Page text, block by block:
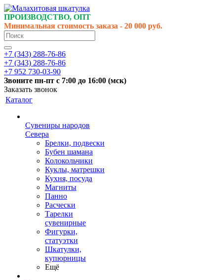
ПРОИЗВОДСТВО, ОПТ
Минимальная стоимость заказа - 20 000 руб.
+7 (343) 288-76-86
+7 (343) 288-76-86
+7 952 730-03-90
Звоните пн-пт с 7:00 до 16:00 (мск)
Заказать звонок
Каталог
Сувениры народов
Севера
Брелки, подвески
Бубен шамана
Колокольчики
Куклы, матрешки
Кухня, посуда
Магниты
Панно
Расчески
Тарелки
сувенирные
Фигурки,
статуэтки
Шкатулки,
купюрницы
Ещё